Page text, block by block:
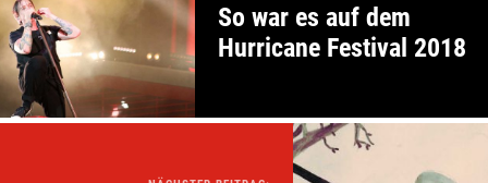
So war es auf dem
Hurricane Festival 2018